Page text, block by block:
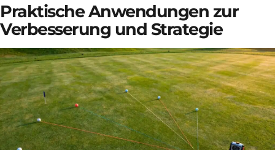
Praktische Anwendungen zur
Verbesserung und Strategie